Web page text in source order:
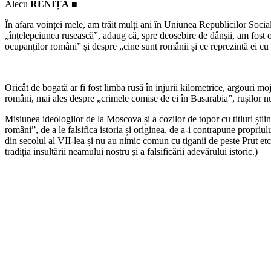
Alecu RENIȚĂ ■
În afara voinței mele, am trăit mulți ani în Uniunea Republicilor
„înțelepciunea rusească”, adaug că, spre deosebire de dânșii, am
ocupanților români” și despre „cine sunt românii și ce reprezintă ei cu
Oricât de bogată ar fi fost limba rusă în injurii kilometrice, argouri
români, mai ales despre „crimele comise de ei în Basarabia”, rușilor
Misiunea ideologilor de la Moscova și a cozilor de topor cu titluri
români”, de a le falsifica istoria și originea, de a-i contrapune
din secolul al VII-lea și nu au nimic comun cu țiganii de peste Prut
tradiția insultării neamului nostru și a falsificării adevărului istoric.)